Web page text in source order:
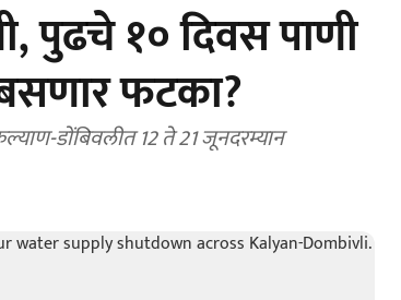
पुढचे १० दिवस पाणी
फटका?
डोंबिवलीत 12 ते 21 जूनदरम्यान